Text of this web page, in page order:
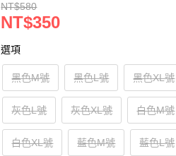
NT$580
NT$350
選項
黑色M號 黑色L號 黑色XL號
灰色L號 灰色XL號 白色M號
白色XL號 藍色M號 藍色L號